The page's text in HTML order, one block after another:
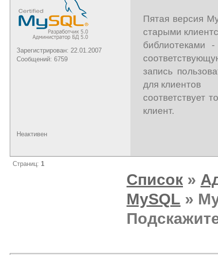
Зарегистрирован: 22.01.2007
Сообщений: 6759
Пятая версия
старыми
библиотеками
запись
для клиентов
соответствует
клиент.
Неактивен
Страниц: 1
Список »
MySQL »